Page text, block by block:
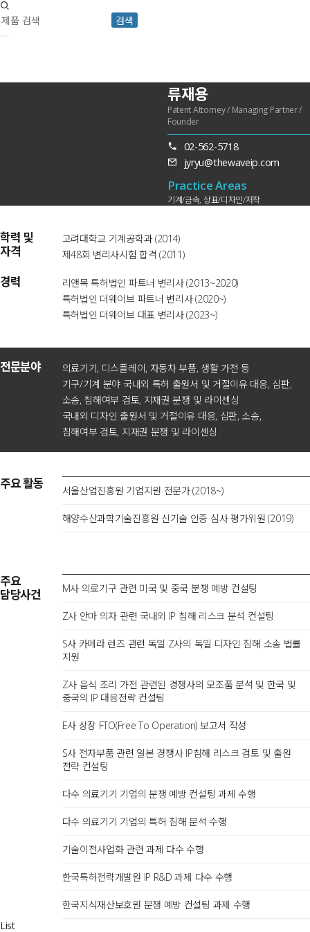
검색
류재용
Patent Attorney / Managing Partner /
Founder
02-562-5718
jyryu@thewaveip.com
Practice Areas
기계/금속, 상표/디자인/저작
학력 및
자격
고려대학교 기계공학과 (2014)
제48회 변리사시험 합격 (2011)
경력
리앤목 특허법인 파트너 변리사 (2013~2020)
특허법인 더웨이브 파트너 변리사 (2020~)
특허법인 더웨이브 대표 변리사 (2023~)
전문분야
의료기기, 디스플레이, 자동차 부품, 생활 가전 등
기구/기계 분야 국내외 특허 출원서 및 거절이유 대응, 심판,
소송, 침해여부 검토, 지재권 분쟁 및 라이센싱
국내외 디자인 출원서 및 거절이유 대응, 심판, 소송,
침해여부 검토, 지재권 분쟁 및 라이센싱
주요 활동 서울산업진흥원 기업지원 전문가 (2018~)
해양수산과학기술진흥원 신기술 인증 심사 평가위원 (2019)
주요
담당사건
M사 의료기구 관련 미국 및 중국 분쟁 예방 컨설팅
Z사 안마 의자 관련 국내외 IP 침해 리스크 분석 컨설팅
S사 카메라 렌즈 관련 독일 Z사의 독일 디자인 침해 소송 법률
지원
Z사 음식 조리 가전 관련된 경쟁사의 모조품 분석 및 한국 및
중국의 IP 대응전략 컨설팅
E사 상장 FTO(Free To Operation) 보고서 작성
S사 전자부품 관련 일본 경쟁사 IP침해 리스크 검토 및 출원
전략 컨설팅
다수 의료기기 기업의 분쟁 예방 컨설팅 과제 수행
다수 의료기기 기업의 특허 침해 분석 수행
기술이전사업화 관련 과제 다수 수행
한국특허전략개발원 IP R&D 과제 다수 수행
한국지식재산보호원 분쟁 예방 컨설팅 과제 수행
List